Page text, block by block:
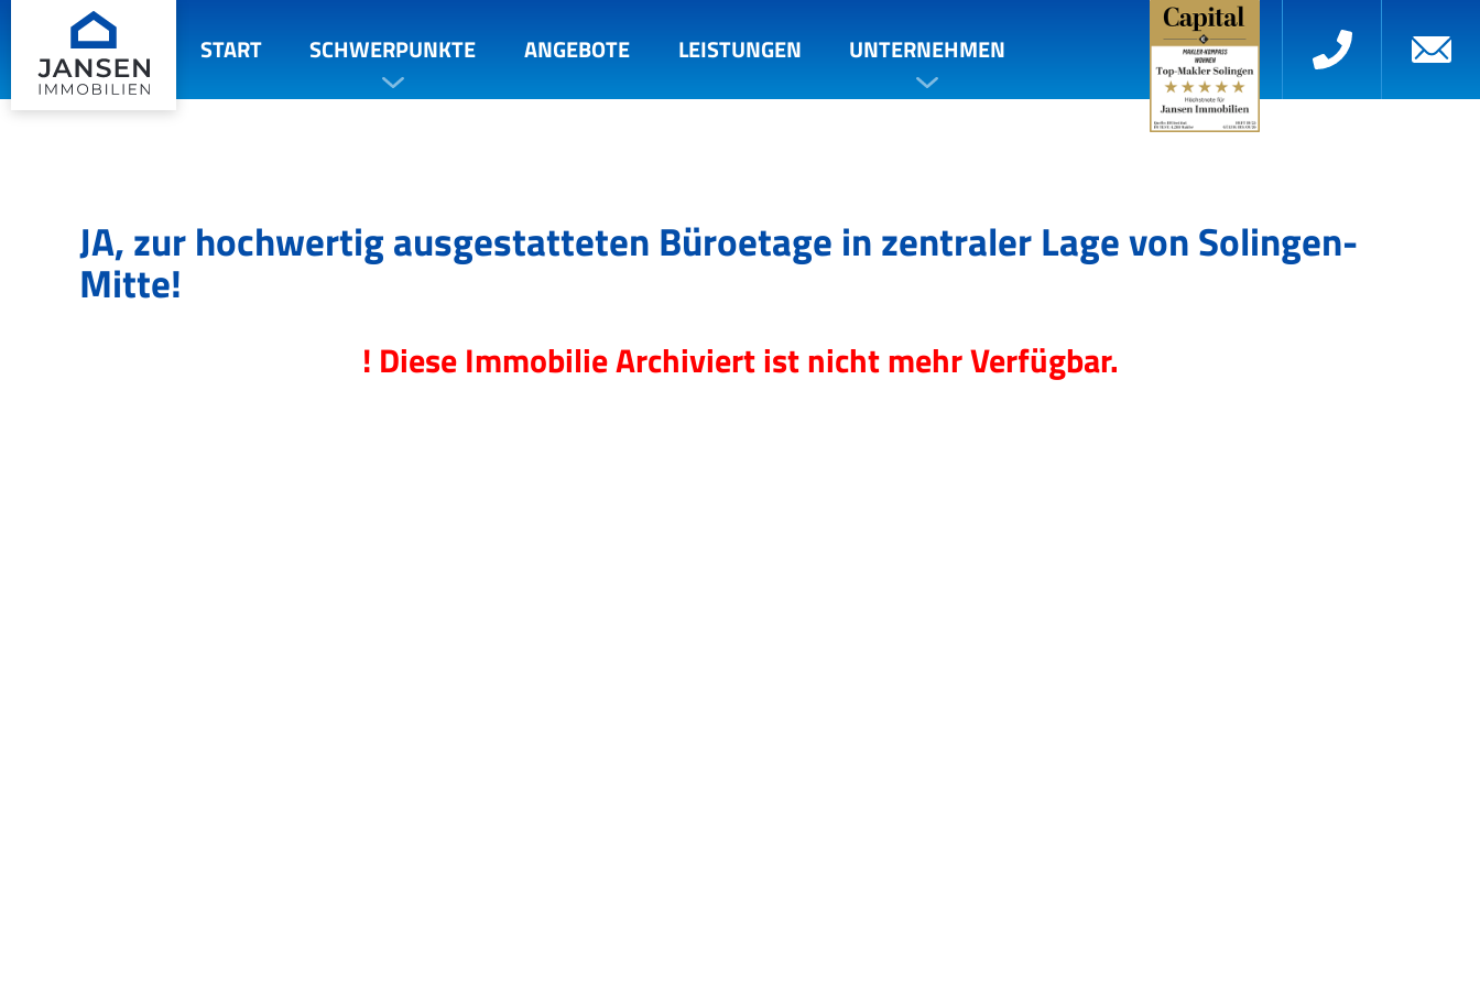
START SCHWERPUNKTE ANGEBOTE LEISTUNGEN UNTERNEHMEN
JA, zur hochwertig ausgestatteten Büroetage in zentraler Lage von Solingen-
Mitte!
! Diese Immobilie Archiviert ist nicht mehr Verfügbar.